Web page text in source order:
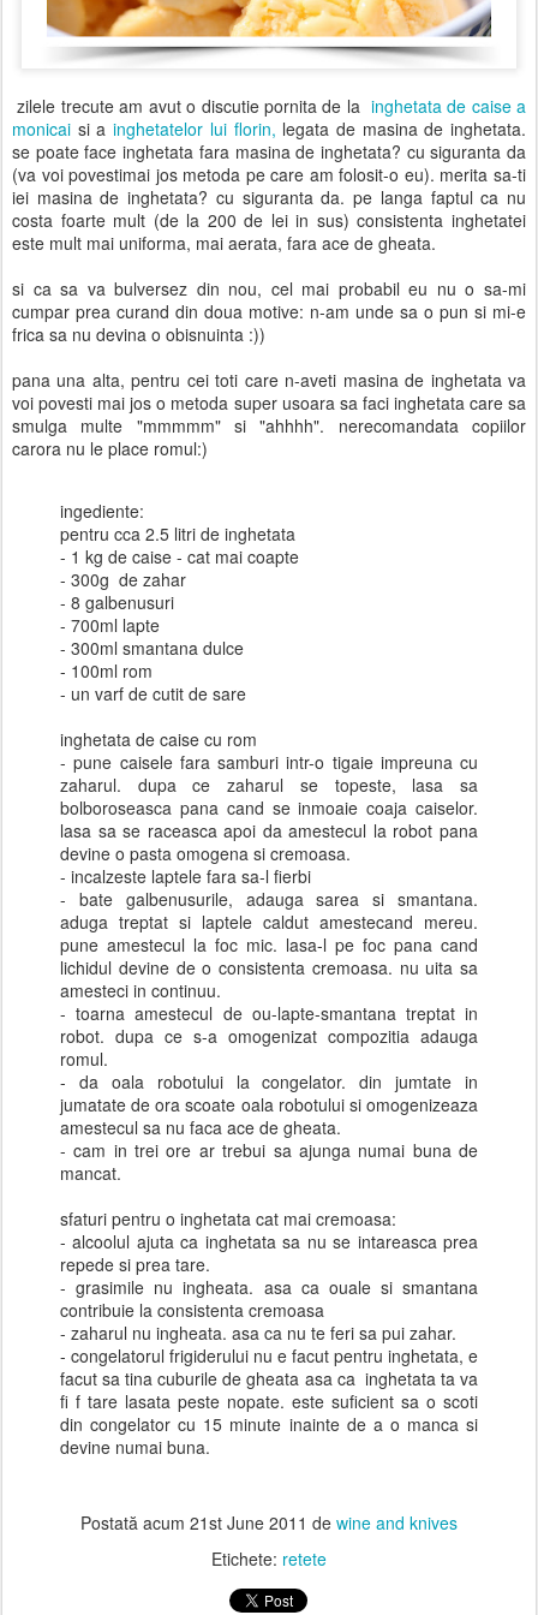
zilele trecute am avut o discutie pornita de la inghetata de caise a
monicai si ainghetatelor lui florin, legata de masina de inghetata.
se poate face inghetata fara masina de inghetata? cu siguranta da
(va voi povestimai jos metoda pe care am folosit-o eu). merita sa-ti
iei masina de inghetata? cu siguranta da. pe langa faptul ca nu
costa foarte mult (de la 200 de lei in sus) consistenta inghetatei
este mult mai uniforma, mai aerata, fara ace de gheata.
si ca sa va bulversez din nou, cel mai probabil eu nu o sa-mi
cumpar prea curand din doua motive: n-am unde sa o pun si mi-e
frica sa nu devina o obisnuinta :))
pana una alta, pentru cei toti care n-aveti masina de inghetata va
voi povesti mai jos o metoda super usoara sa faci inghetata care sa
smulga multe "mmmmm" si "ahhhh". nerecomandata copiilor
carora nu le place romul:)
ingediente:
pentru cca 2.5 litri de inghetata
- 1 kg de caise - cat mai coapte
- 300g de zahar
- 8 galbenusuri
- 700ml lapte
- 300ml smantana dulce
- 100ml rom
- un varf de cutit de sare
inghetata de caise cu rom
- pune caisele fara samburi intr-o tigaie impreuna cu
zaharul. dupa ce zaharul se topeste, lasa sa
bolboroseasca pana cand se inmoaie coaja caiselor.
lasa sa se raceasca apoi da amestecul la robot pana
devine o pasta omogena si cremoasa.
- incalzeste laptele fara sa-l fierbi
- bate galbenusurile, adauga sarea si smantana.
aduga treptat si laptele caldut amestecand mereu.
pune amestecul la foc mic. lasa-l pe foc pana cand
lichidul devine de o consistenta cremoasa. nu uita sa
amesteci in continuu.
- toarna amestecul de ou-lapte-smantana treptat in
robot. dupa ce s-a omogenizat compozitia adauga
romul.
- da oala robotului la congelator. din jumtate in
jumatate de ora scoate oala robotului si omogenizeaza
amestecul sa nu faca ace de gheata.
- cam in trei ore ar trebui sa ajunga numai buna de
mancat.
sfaturi pentru o inghetata cat mai cremoasa:
- alcoolul ajuta ca inghetata sa nu se intareasca prea
repede si prea tare.
- grasimile nu ingheata. asa ca ouale si smantana
contribuie la consistenta cremoasa
- zaharul nu ingheata. asa ca nu te feri sa pui zahar.
- congelatorul frigiderului nu e facut pentru inghetata, e
facut sa tina cuburile de gheata asa ca inghetata ta va
fi f tare lasata peste nopate. este suficient sa o scoti
din congelator cu 15 minute inainte de a o manca si
devine numai buna.
Postată acum 21st June 2011 de wine and knives
Etichete: retete